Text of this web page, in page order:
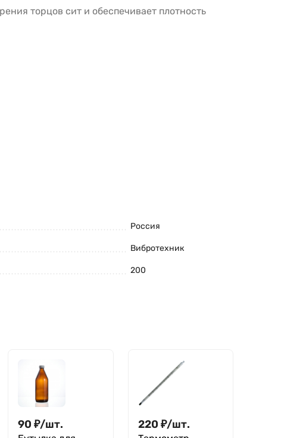
торцов сит и обеспечивает плотность
Россия
Вибротехник
200
90 ₽/шт. 220 ₽/шт.